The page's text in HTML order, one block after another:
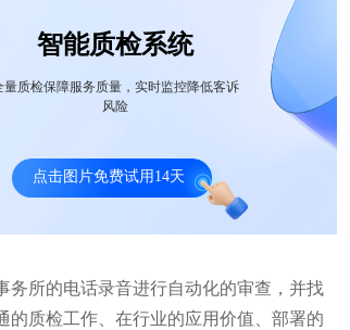
智能质检系统
量质检保障服务质量，实时监控降低客诉
风险
点击图片免费试用14天
务所的电话录音进行自动化的审查，并找
的质检工作、在行业的应用价值、部署的
份核验、贷款 喜马拉雅智能质检系统案例：投诉录
约100通/天缩减到约10通/天